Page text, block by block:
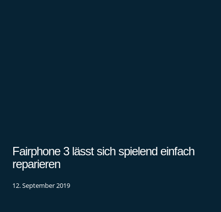
Fairphone 3 lässt sich spielend einfach
reparieren
12. September 2019